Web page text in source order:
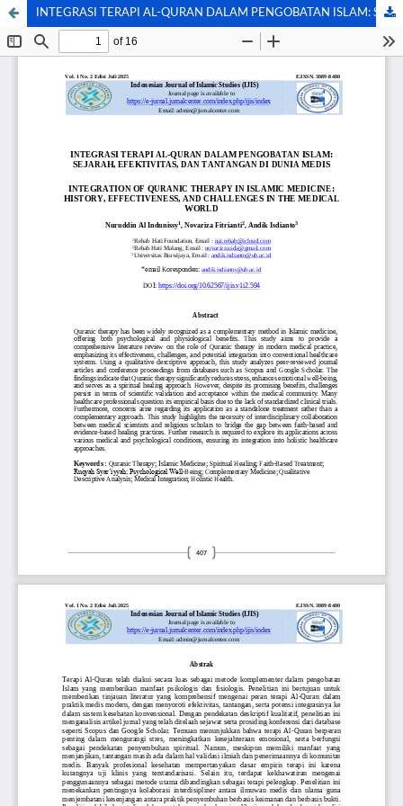
INTEGRASI TERAPI AL-QURAN DALAM PENGOBATAN ISLAM: SEJARAH, EFEKTIVITAS, DAN TANTANGAN DI DUNIA MEDIS